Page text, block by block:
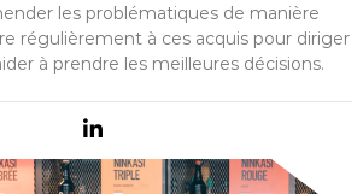
les problématiques de manière
régulièrement à ces acquis pour diriger
à prendre les meilleures décisions.